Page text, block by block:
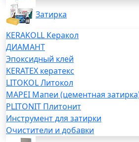
Затирка
KERAKOLL Керакол
ДИАМАНТ
Эпоксидный клей
KERATEX кератекс
LITOKOL Литокол
MAPEI Мапеи (цементная
PLITONIT Плитонит
Инструмент для затирки
Очистители и добавки